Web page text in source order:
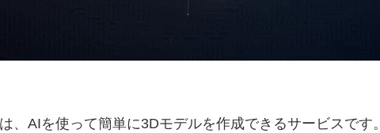
、AIを使って簡単に3Dモデルを作成できるサービスです。